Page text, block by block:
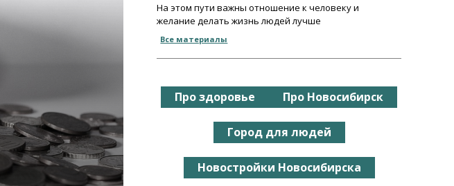
На этом пути важны отношение к человеку и
желание делать жизнь людей лучше
Все материалы
Про здоровье Про Новосибирск
Город для людей
Новостройки Новосибирска